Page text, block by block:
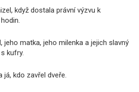
když dostala právní výzvu k
jeho matka, jeho milenka a jejich slavný
kufry.
kdo zavřel dveře.